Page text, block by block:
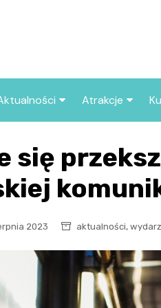
Wszystkie wpisy
Atrakcje
we Wrocławiu
Co warto
Wrocławiu?
się
2023 aktualności,